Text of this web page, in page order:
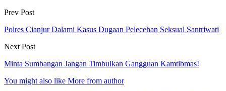
Prev Post
Polres Cianjur Dalami Kasus Dugaan Pelecehan Seksual Santriwati
Next Post
Minta Sumbangan Jangan Timbulkan Gangguan Kamtibmas!
You might also like More from author